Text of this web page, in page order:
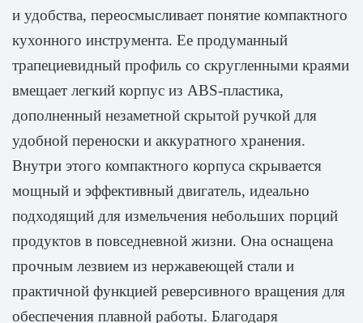
и удобства, переосмысливает понятие компактного
кухонного инструмента. Ее продуманный
трапециевидный профиль со скругленными краями
вмещает легкий корпус из ABS-пластика,
дополненный незаметной скрытой ручкой для
удобной переноски и аккуратного хранения.
Внутри этого компактного корпуса скрывается
мощный и эффективный двигатель, идеально
подходящий для измельчения небольших порций
продуктов в повседневной жизни. Она оснащена
прочным лезвием из нержавеющей стали и
практичной функцией реверсивного вращения для
обеспечения плавной работы. Благодаря